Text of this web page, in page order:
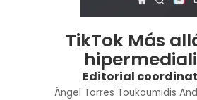
TikTok Más
Editorial
Ángel Torres Toukoumidis